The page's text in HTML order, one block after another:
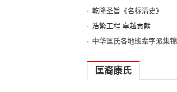
乾隆圣旨《名标清史》
浩繁工程 卓越贡献
中华匡氏各地班辈字派集锦
匡裔康氏